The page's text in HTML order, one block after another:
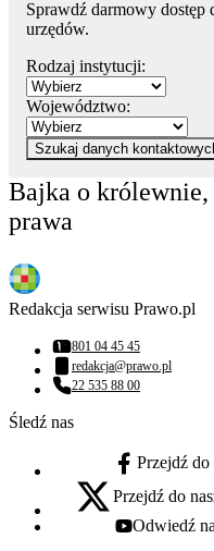
Sprawdź darmowy dostęp
urzędów.
Rodzaj instytucji:
Województwo:
Szukaj danych
Bajka o królewnie,
prawa
Redakcja serwisu Prawo.pl
Numer telefonu:
801 04 45 45
Adres email:
redakcja@prawo.pl
Numer telefonu:
22 535 88 00
Śledź nas
facebook - otwiera
Przejdź do
x - otwiera się w nowej
Przejdź do
youtube - otwiera
Odwiedź